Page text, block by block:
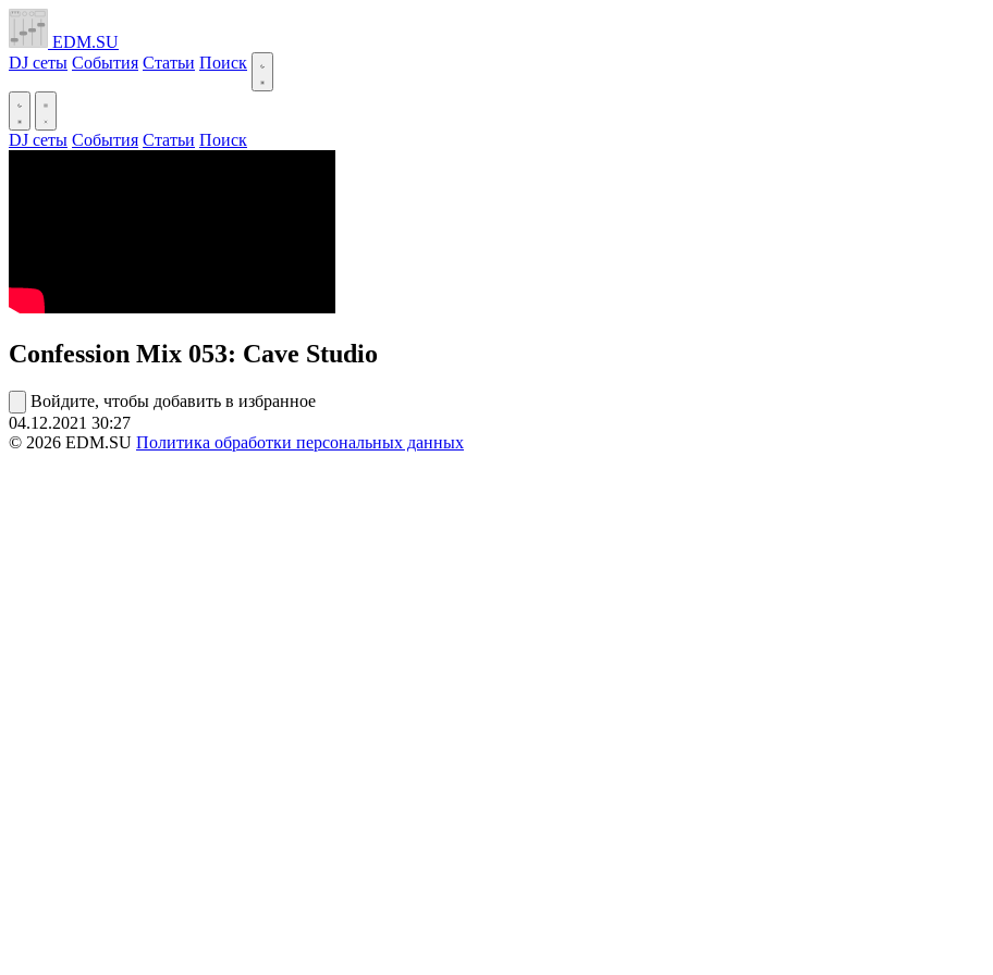
EDM.SU
DJ сеты События Статьи Поиск
DJ сеты События Статьи Поиск
Confession Mix 053: Cave Studio
Войдите, чтобы добавить в избранное
04.12.2021 30:27
© 2026 EDM.SU Политика обработки персональных данных